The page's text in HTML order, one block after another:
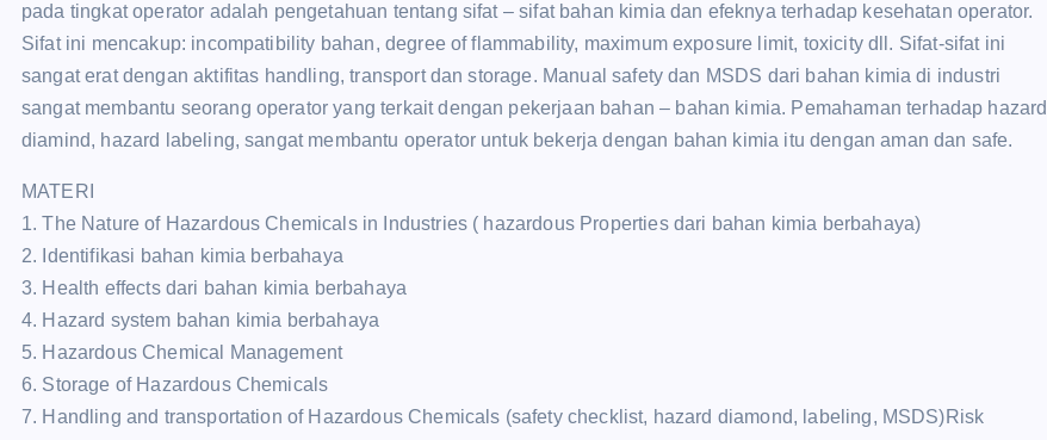
pada tingkat operator adalah pengetahuan tentang sifat – sifat bahan kimia dan efeknya terhadap kesehatan operator.
Sifat ini mencakup: incompatibility bahan, degree of flammability, maximum exposure limit, toxicity dll. Sifat-sifat ini
sangat erat dengan aktifitas handling, transport dan storage. Manual safety dan MSDS dari bahan kimia di industri
sangat membantu seorang operator yang terkait dengan pekerjaan bahan – bahan kimia. Pemahaman terhadap hazard
diamind, hazard labeling, sangat membantu operator untuk bekerja dengan bahan kimia itu dengan aman dan safe.
MATERI
1. The Nature of Hazardous Chemicals in Industries ( hazardous Properties dari bahan kimia berbahaya)
2. Identifikasi bahan kimia berbahaya
3. Health effects dari bahan kimia berbahaya
4. Hazard system bahan kimia berbahaya
5. Hazardous Chemical Management
6. Storage of Hazardous Chemicals
7. Handling and transportation of Hazardous Chemicals (safety checklist, hazard diamond, labeling, MSDS)Risk